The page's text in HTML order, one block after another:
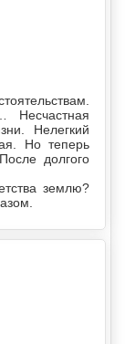
Несчастная
Нелегкий
Но теперь
долгого
землю?